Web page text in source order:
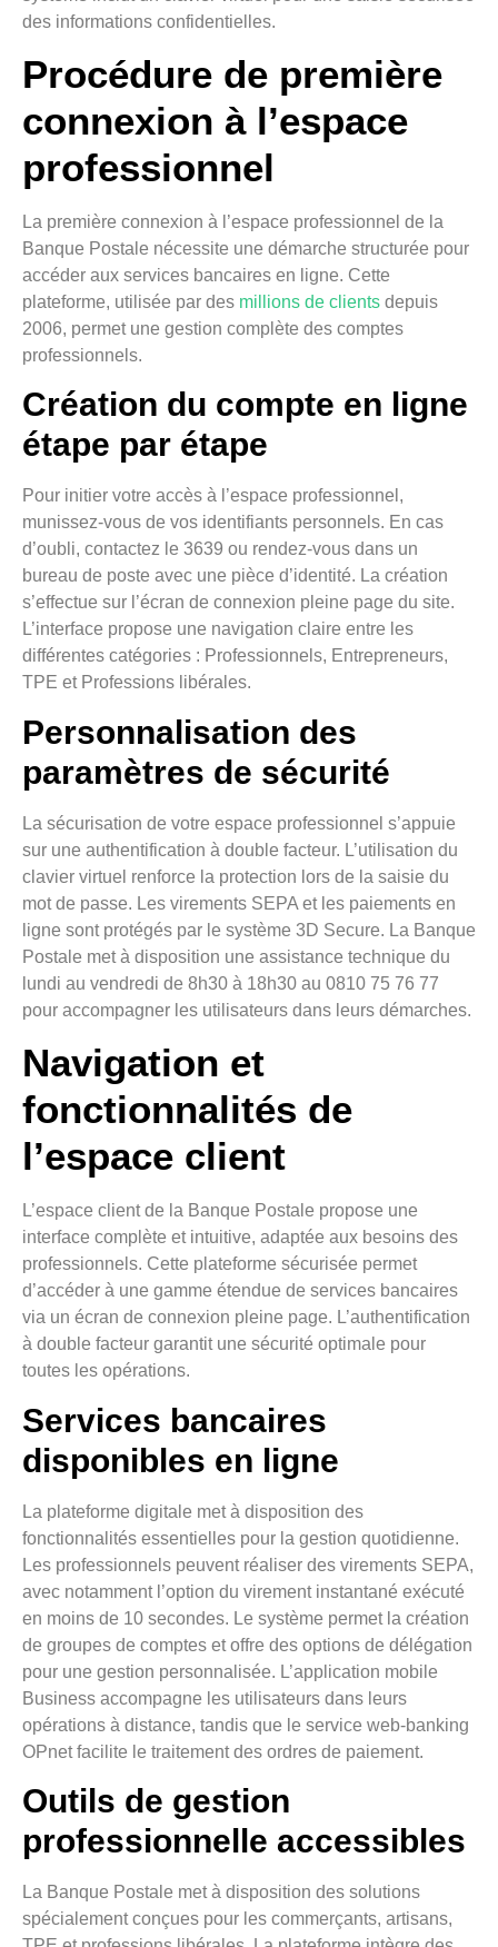
des informations confidentielles.
Procédure de première
connexion à l’espace
professionnel
La première connexion à l’espace professionnel de la
Banque Postale nécessite une démarche structurée pour
accéder aux services bancaires en ligne. Cette
plateforme, utilisée par des millions de clients depuis
2006, permet une gestion complète des comptes
professionnels.
Création du compte en ligne
étape par étape
Pour initier votre accès à l’espace professionnel,
munissez-vous de vos identifiants personnels. En cas
d’oubli, contactez le 3639 ou rendez-vous dans un
bureau de poste avec une pièce d’identité. La création
s’effectue sur l’écran de connexion pleine page du site.
L’interface propose une navigation claire entre les
différentes catégories : Professionnels, Entrepreneurs,
TPE et Professions libérales.
Personnalisation des
paramètres de sécurité
La sécurisation de votre espace professionnel s’appuie
sur une authentification à double facteur. L’utilisation du
clavier virtuel renforce la protection lors de la saisie du
mot de passe. Les virements SEPA et les paiements en
ligne sont protégés par le système 3D Secure. La Banque
Postale met à disposition une assistance technique du
lundi au vendredi de 8h30 à 18h30 au 0810 75 76 77
pour accompagner les utilisateurs dans leurs démarches.
Navigation et
fonctionnalités de
l’espace client
L’espace client de la Banque Postale propose une
interface complète et intuitive, adaptée aux besoins des
professionnels. Cette plateforme sécurisée permet
d’accéder à une gamme étendue de services bancaires
via un écran de connexion pleine page. L’authentification
à double facteur garantit une sécurité optimale pour
toutes les opérations.
Services bancaires
disponibles en ligne
La plateforme digitale met à disposition des
fonctionnalités essentielles pour la gestion quotidienne.
Les professionnels peuvent réaliser des virements SEPA,
avec notamment l’option du virement instantané exécuté
en moins de 10 secondes. Le système permet la création
de groupes de comptes et offre des options de délégation
pour une gestion personnalisée. L’application mobile
Business accompagne les utilisateurs dans leurs
opérations à distance, tandis que le service web-banking
OPnet facilite le traitement des ordres de paiement.
Outils de gestion
professionnelle accessibles
La Banque Postale met à disposition des solutions
spécialement conçues pour les commerçants, artisans,